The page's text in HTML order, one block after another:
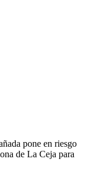
pone en riesgo
de La Ceja para